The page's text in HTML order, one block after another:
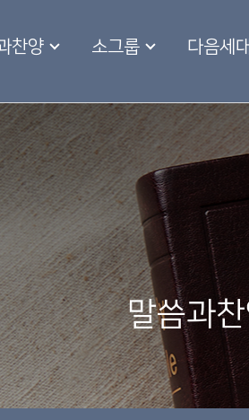
찬양 소그룹 다음세대
말씀과